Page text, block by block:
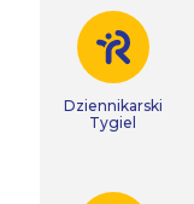
Dziennikarski
Tygiel